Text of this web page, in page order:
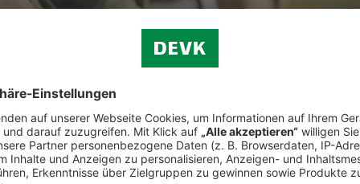
Vorsorge trägt die betriebliche Altersvorsorge zu einem